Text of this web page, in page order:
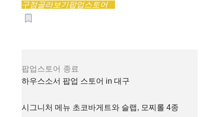
구점골라보기팝업스토어
팝업스토어 종료
하우스소서 팝업 스토어 in 대구
시그니처 메뉴 초코바게트와 슬랩, 모찌롤 4종